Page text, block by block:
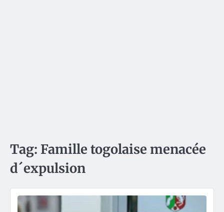
Tag: Famille togolaise menacée
d´expulsion